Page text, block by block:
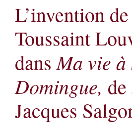
L’invention de
Toussaint
dansMa vie à
Domingue, de
Jacques